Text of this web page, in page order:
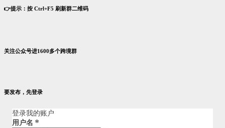
👉提示：按 Ctrl+F5 刷新群二维码
关注公众号进1600多个跨境群
要发布，先登录
登录我的账户
用户名 *